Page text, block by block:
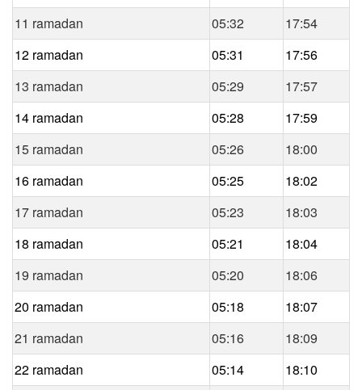
11 ramadan
05:32
17:54
12 ramadan
05:31
17:56
13 ramadan
05:29
17:57
14 ramadan
05:28
17:59
15 ramadan
05:26
18:00
16 ramadan
05:25
18:02
17 ramadan
05:23
18:03
18 ramadan
05:21
18:04
19 ramadan
05:20
18:06
20 ramadan
05:18
18:07
21 ramadan
05:16
18:09
22 ramadan
05:14
18:10